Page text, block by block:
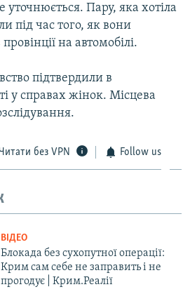
уточнюється. Пару, яка хотіла
під час того, як вони
на автомобілі.
підтвердили в
у справах жінок. Місцева
без VPN Follow us
ВІДЕО
Блокада без сухопутної операції:
Крим сам себе не заправить і не
прогодує | Крим.Реалії